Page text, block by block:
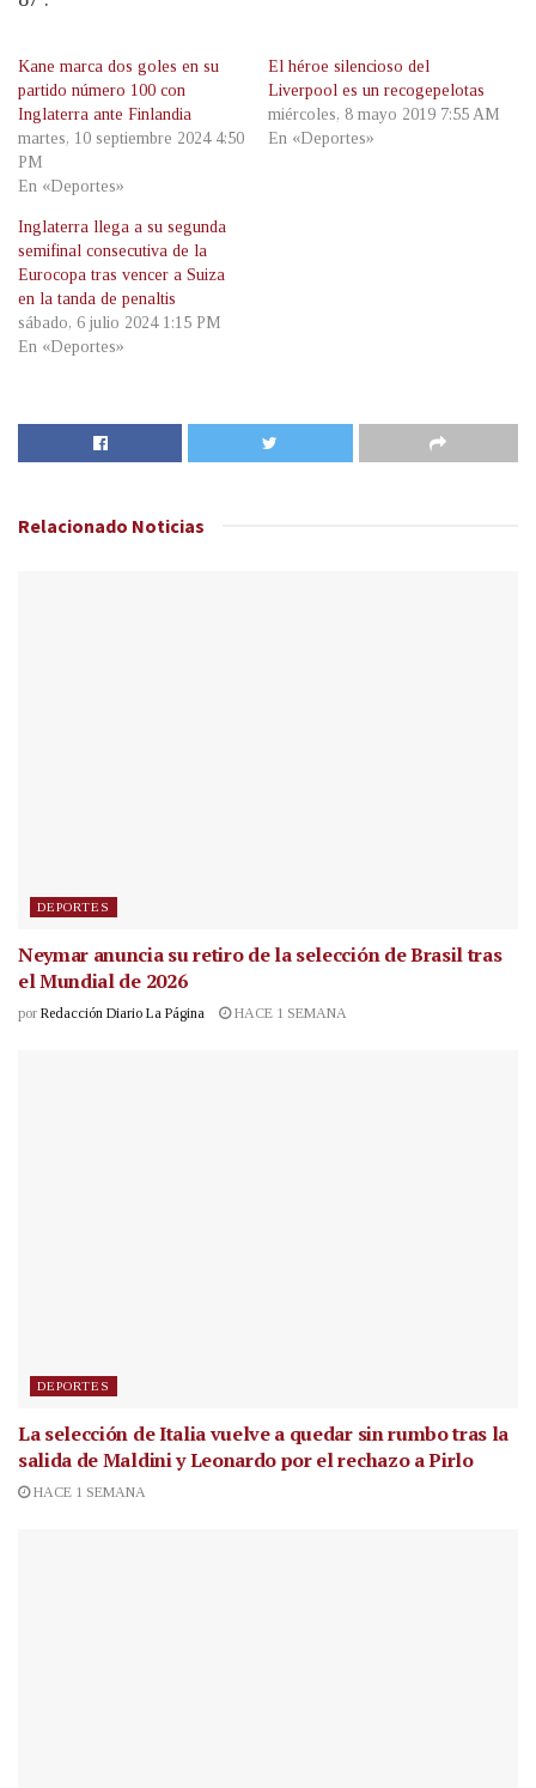
Kane marca dos goles en su
partido número 100 con
Inglaterra ante Finlandia
martes, 10 septiembre 2024 4:50
PM
En «Deportes»
El héroe silencioso del
Liverpool es un recogepelotas
miércoles, 8 mayo 2019 7:55 AM
En «Deportes»
Inglaterra llega a su segunda
semifinal consecutiva de la
Eurocopa tras vencer a Suiza
en la tanda de penaltis
sábado, 6 julio 2024 1:15 PM
En «Deportes»
Relacionado Noticias
DEPORTES
Neymar anuncia su retiro de la selección de Brasil tras
el Mundial de 2026
por Redacción Diario La Página HACE 1 SEMANA
DEPORTES
La selección de Italia vuelve a quedar sin rumbo tras la
salida de Maldini y Leonardo por el rechazo a Pirlo
HACE 1 SEMANA